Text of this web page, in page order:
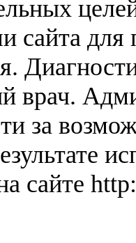
сайта
врач.
за
сайте